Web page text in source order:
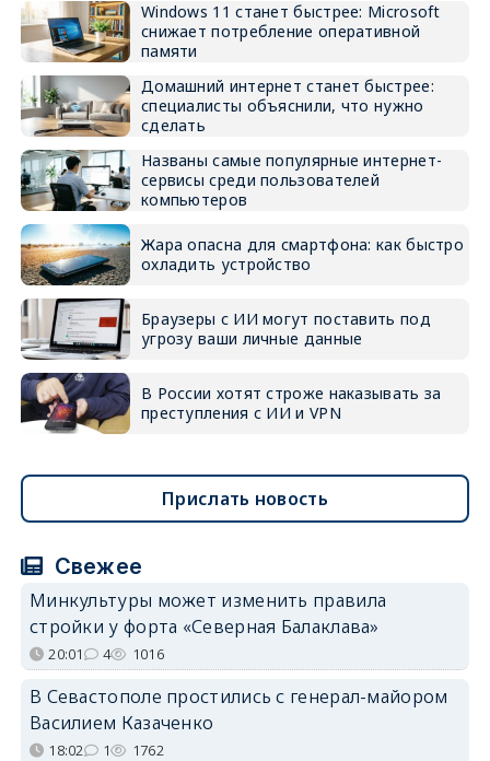
Windows 11 станет быстрее: Microsoft
снижает потребление оперативной
памяти
Домашний интернет станет быстрее:
специалисты объяснили, что нужно
сделать
Названы самые популярные интернет-
сервисы среди пользователей
компьютеров
Жара опасна для смартфона: как быстро
охладить устройство
Браузеры с ИИ могут поставить под
угрозу ваши личные данные
В России хотят строже наказывать за
преступления с ИИ и VPN
Прислать новость
Свежее
Минкультуры может изменить правила
стройки у форта «Северная Балаклава»
20:01 4 1016
В Севастополе простились с генерал-майором
Василием Казаченко
18:02 1 1762